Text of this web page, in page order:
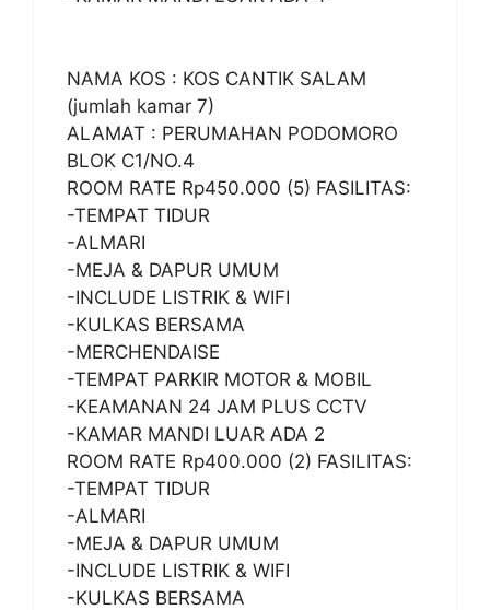
NAMA KOS : KOS CANTIK SALAM
(jumlah kamar 7)
ALAMAT : PERUMAHAN PODOMORO
BLOK C1/NO.4
ROOM RATE Rp450.000 (5) FASILITAS:
-TEMPAT TIDUR
-ALMARI
-MEJA & DAPUR UMUM
-INCLUDE LISTRIK & WIFI
-KULKAS BERSAMA
-MERCHENDAISE
-TEMPAT PARKIR MOTOR & MOBIL
-KEAMANAN 24 JAM PLUS CCTV
-KAMAR MANDI LUAR ADA 2
ROOM RATE Rp400.000 (2) FASILITAS:
-TEMPAT TIDUR
-ALMARI
-MEJA & DAPUR UMUM
-INCLUDE LISTRIK & WIFI
-KULKAS BERSAMA